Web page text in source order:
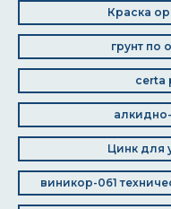
Краска
грунт по
certa
Цинк для
виникор-061